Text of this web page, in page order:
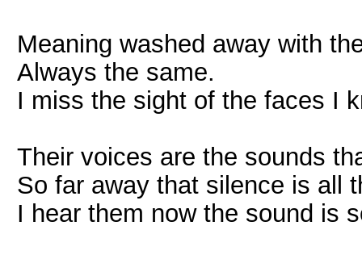
Meaning washed away with
Always the same.
I miss the sight of the faces I
Their voices are the sounds
So far away that silence is all
I hear them now the sound is